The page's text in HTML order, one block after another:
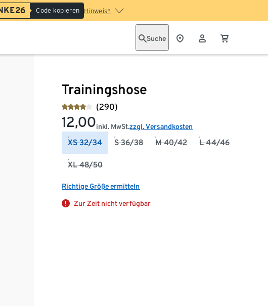
Code kopieren Hinweis*
Suche
Trainingshose
(290)
12,00inkl. MwSt.zzgl. Versandkosten
XS 32/34 S 36/38 M 40/42 L 44/46
XL 48/50
Richtige Größe ermitteln
Zur Zeit nicht verfügbar